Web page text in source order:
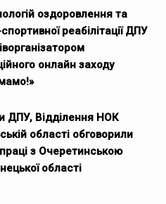
оздоровлення та
реабілітації ДПУ
онлайн заходу
ДПУ, Відділення НОК
області обговорили
з Очеретинською
області